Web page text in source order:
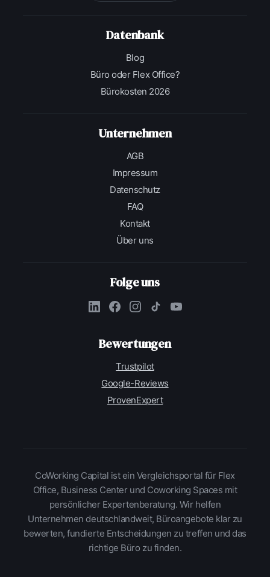
Datenbank
Blog
Büro oder Flex Office?
Bürokosten 2026
Unternehmen
AGB
Impressum
Datenschutz
FAQ
Kontakt
Über uns
Folge uns
Bewertungen
Trustpilot
Google-Reviews
ProvenExpert
CoWorking Capital ist ein Vergleichsportal für Flex
Office, Business Center und Coworking Spaces mit
persönlicher Expertenberatung. Wir helfen
Unternehmen deutschlandweit, Büroangebote klar zu
bewerten, fundierte Entscheidungen zu treffen und das
richtige Büro zu finden.